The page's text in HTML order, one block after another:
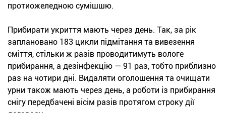
протиожеледною сумішшю.
Прибирати укриття мають через день. Так, за рік
заплановано 183 цикли підмітання та вивезення
сміття, стільки ж разів проводитимуть вологе
прибирання, а дезінфекцію — 91 раз, тобто приблизно
раз на чотири дні. Видаляти оголошення та очищати
урни також мають через день, а роботи із прибирання
снігу передбачені вісім разів протягом строку дії